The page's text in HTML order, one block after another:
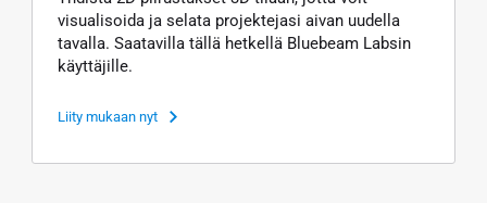
visualisoida ja selata projektejasi aivan uudella
tavalla. Saatavilla tällä hetkellä Bluebeam Labsin
käyttäjille.
Liity mukaan nyt